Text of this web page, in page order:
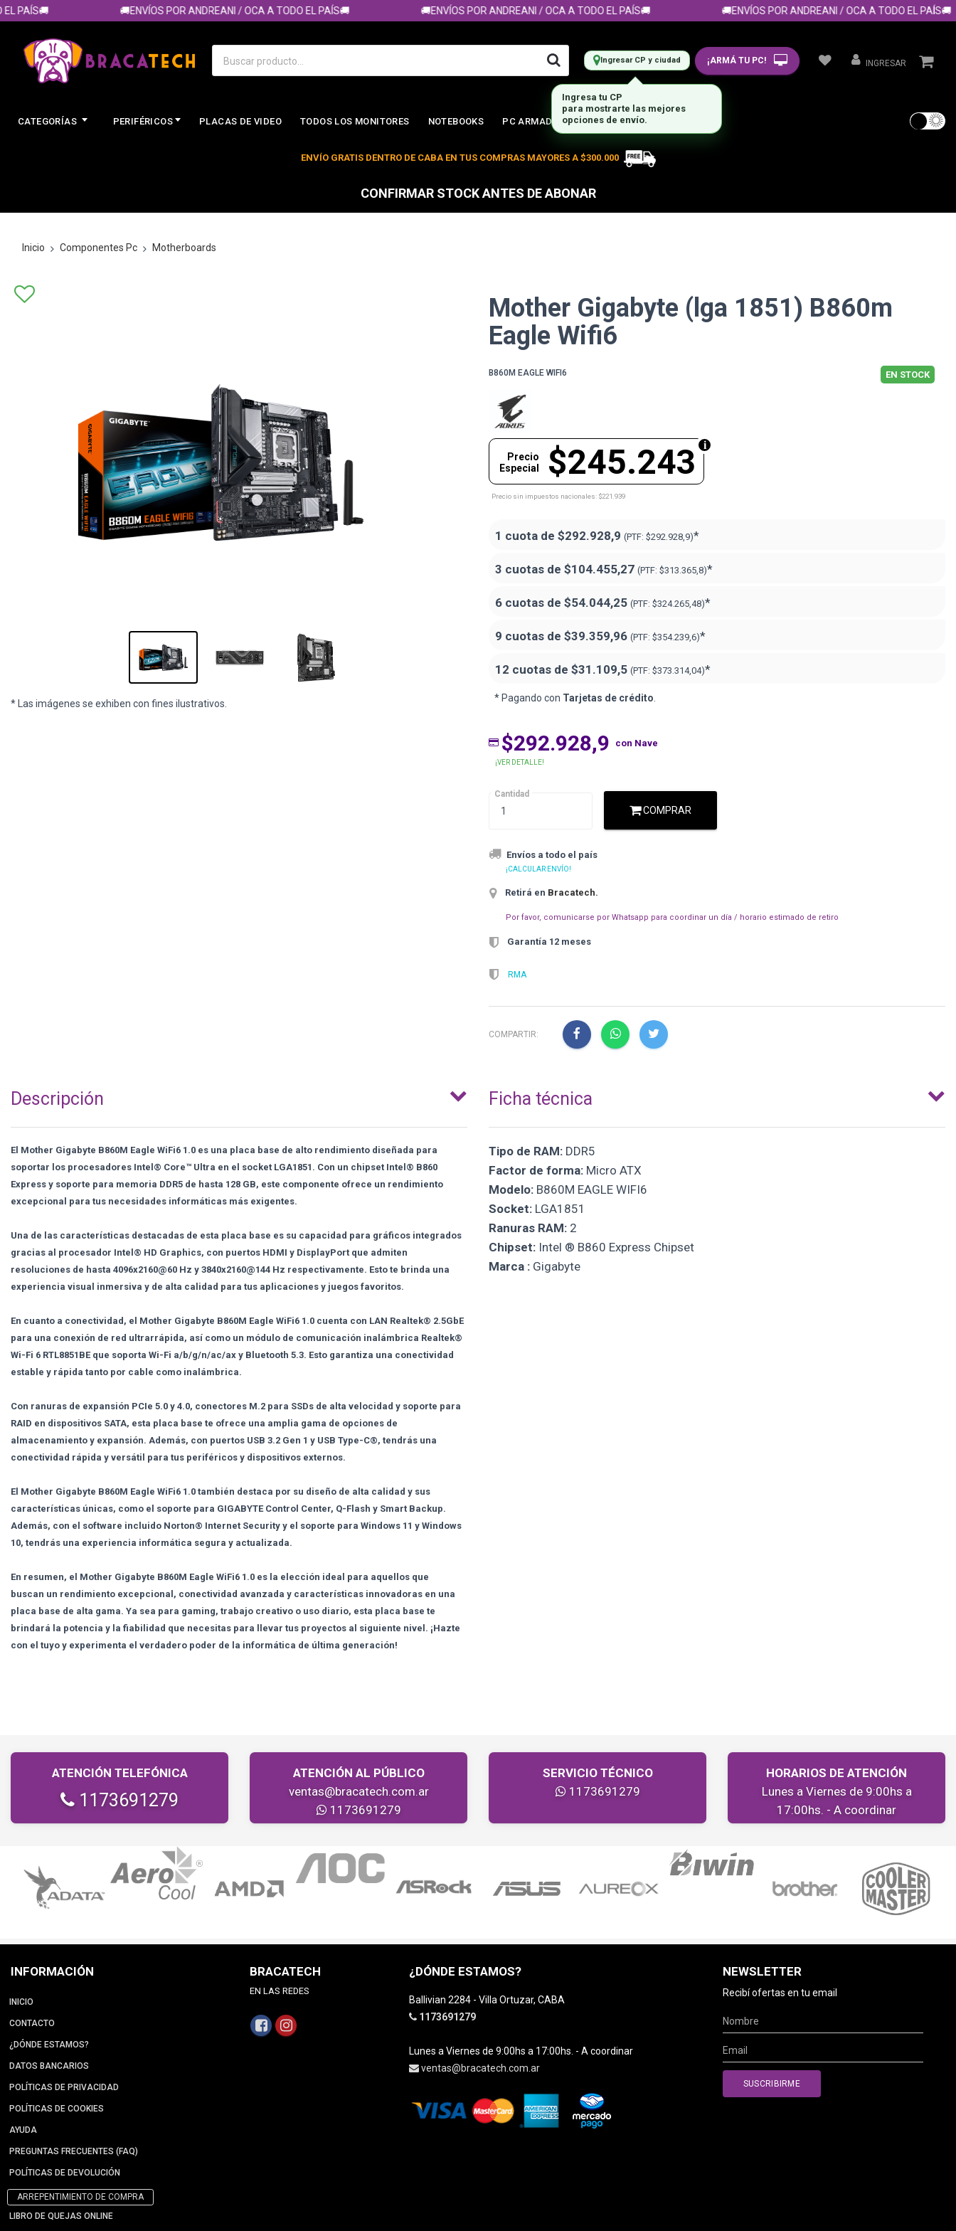
🚚ENVÍOS POR ANDREANI / OCA A TODO EL PAÍS🚚 🚚ENVÍOS POR ANDREANI / OCA A TODO EL PAÍS🚚 🚚ENVÍOS POR ANDREANI / OCA A TODO EL PAÍS🚚
Ingresar CP y ciudad ¡ARMÁ TU PC! INGRESAR
CATEGORÍAS PERIFÉRICOS PLACAS DE VIDEO TODOS LOS MONITORES NOTEBOOKS PC ARMADA
ENVÍO GRATIS DENTRO DE CABA EN TUS COMPRAS MAYORES A $300.000
CONFIRMAR STOCK ANTES DE ABONAR
Inicio Componentes Pc Motherboards
* Las imágenes se exhiben con fines ilustrativos.
Mother Gigabyte (lga 1851) B860m
Eagle Wifi6
B860M EAGLE WIFI6 EN STOCK
$245.243
Precio
Especial
Precio sin impuestos nacionales: $221.939
1 cuota de $292.928,9 (PTF: $292.928,9)*
3 cuotas de $104.455,27 (PTF: $313.365,8)*
6 cuotas de $54.044,25 (PTF: $324.265,48)*
9 cuotas de $39.359,96 (PTF: $354.239,6)*
12 cuotas de $31.109,5 (PTF: $373.314,04)*
* Pagando con Tarjetas de crédito
$292.928,9 con Nave
¡VER DETALLE!
Cantidad
COMPRAR
Envíos a todo el país
¡CALCULAR ENVÍO!
Retirá en Bracatech.
Por favor, comunicarse por Whatsapp para coordinar un día / horario estimado de retiro
Garantía 12 meses
RMA
COMPARTIR:
Descripción
El Mother Gigabyte B860M Eagle WiFi6 1.0 es una placa base de alto rendimiento diseñada para
soportar los procesadores Intel® Core™ Ultra en el socket LGA1851. Con un chipset Intel® B860
Express y soporte para memoria DDR5 de hasta 128 GB, este componente ofrece un rendimiento
excepcional para tus necesidades informáticas más exigentes.
Una de las características destacadas de esta placa base es su capacidad para gráficos integrados
gracias al procesador Intel® HD Graphics, con puertos HDMI y DisplayPort que admiten
resoluciones de hasta 4096x2160@60 Hz y 3840x2160@144 Hz respectivamente. Esto te brinda una
experiencia visual inmersiva y de alta calidad para tus aplicaciones y juegos favoritos.
En cuanto a conectividad, el Mother Gigabyte B860M Eagle WiFi6 1.0 cuenta con LAN Realtek® 2.5GbE
para una conexión de red ultrarrápida, así como un módulo de comunicación inalámbrica Realtek®
Wi-Fi 6 RTL8851BE que soporta Wi-Fi a/b/g/n/ac/ax y Bluetooth 5.3. Esto garantiza una conectividad
estable y rápida tanto por cable como inalámbrica.
Con ranuras de expansión PCIe 5.0 y 4.0, conectores M.2 para SSDs de alta velocidad y soporte para
RAID en dispositivos SATA, esta placa base te ofrece una amplia gama de opciones de
almacenamiento y expansión. Además, con puertos USB 3.2 Gen 1 y USB Type-C®, tendrás una
conectividad rápida y versátil para tus periféricos y dispositivos externos.
El Mother Gigabyte B860M Eagle WiFi6 1.0 también destaca por su diseño de alta calidad y sus
características únicas, como el soporte para GIGABYTE Control Center, Q-Flash y Smart Backup.
Además, con el software incluido Norton® Internet Security y el soporte para Windows 11 y Windows
10, tendrás una experiencia informática segura y actualizada.
En resumen, el Mother Gigabyte B860M Eagle WiFi6 1.0 es la elección ideal para aquellos que
buscan un rendimiento excepcional, conectividad avanzada y características innovadoras en una
placa base de alta gama. Ya sea para gaming, trabajo creativo o uso diario, esta placa base te
brindará la potencia y la fiabilidad que necesitas para llevar tus proyectos al siguiente nivel. ¡Hazte
con el tuyo y experimenta el verdadero poder de la informática de última generación!
Ficha técnica
Tipo de RAM: DDR5
Factor de forma: Micro ATX
Modelo: B860M EAGLE WIFI6
Socket: LGA1851
Ranuras RAM: 2
Chipset: Intel ® B860 Express Chipset
Marca : Gigabyte
ATENCIÓN TELEFÓNICA
1173691279
ATENCIÓN AL PÚBLICO
ventas@bracatech.com.ar
1173691279
SERVICIO TÉCNICO
1173691279
HORARIOS DE ATENCIÓN
Lunes a Viernes de 9:00hs a
17:00hs. - A coordinar
INFORMACIÓN
INICIO
CONTACTO
¿DÓNDE ESTAMOS?
DATOS BANCARIOS
POLÍTICAS DE PRIVACIDAD
POLÍTICAS DE COOKIES
AYUDA
PREGUNTAS FRECUENTES (FAQ)
POLÍTICAS DE DEVOLUCIÓN
ARREPENTIMIENTO DE COMPRA
LIBRO DE QUEJAS ONLINE
BRACATECH
EN LAS REDES
¿DÓNDE ESTAMOS?
Ballivian 2284 - Villa Ortuzar, CABA
1173691279
Lunes a Viernes de 9:00hs a 17:00hs. - A coordinar
ventas@bracatech.com.ar
NEWSLETTER
Recibí ofertas en tu email